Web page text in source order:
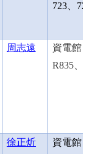
723
724
周志遠
資電館
R835
徐正炘
資電館